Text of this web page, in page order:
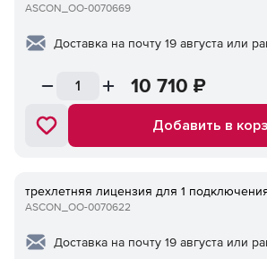
ASCON_ОО-0070669
Доставка на почту 19 августа или
10 710 ₽
Добавить в
трехлетняя лицензия для 1
ASCON_ОО-0070622
Доставка на почту 19 августа или